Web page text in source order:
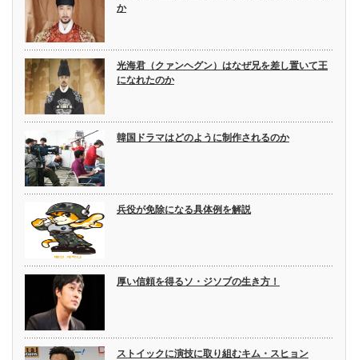
か
光海君（クァンヘグン）はなぜ兄を差し置いて王
になれたのか
韓国ドラマはどのように制作されるのか
兵役が免除になる具体例を解説
厚い信頼を得るソ・ジソブの生き方！
ストイックに演技に取り組むキム・スヒョン